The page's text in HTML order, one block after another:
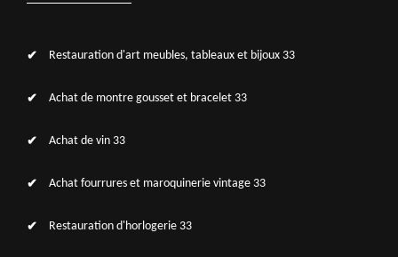
Restauration d'art meubles, tableaux et bijoux 33
Achat de montre gousset et bracelet 33
Achat de vin 33
Achat fourrures et maroquinerie vintage 33
Restauration d'horlogerie 33